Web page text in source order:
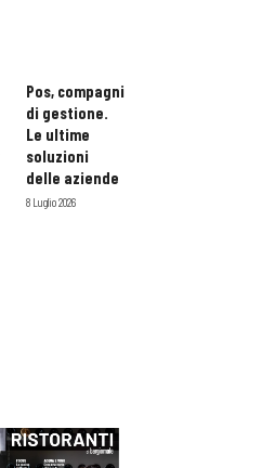
Pos, compagni
di gestione.
Le ultime
soluzioni
delle aziende
8 Luglio 2026